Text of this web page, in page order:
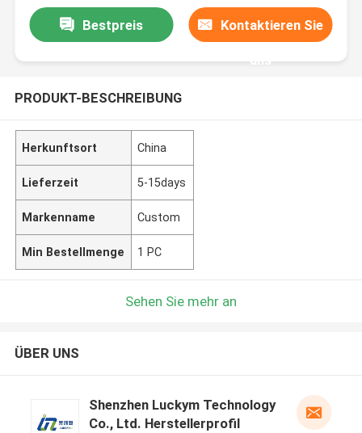
Bestpreis Kontaktieren Sie
uns
PRODUKT-BESCHREIBUNG
Herkunftsort China
Lieferzeit 5-15days
Markenname Custom
Min Bestellmenge 1 PC
Sehen Sie mehr an
ÜBER UNS
Shenzhen Luckym Technology
Co., Ltd. Herstellerprofil